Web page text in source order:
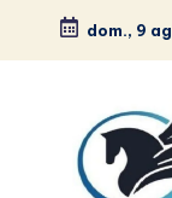
Saltar
contenido
dom., 9